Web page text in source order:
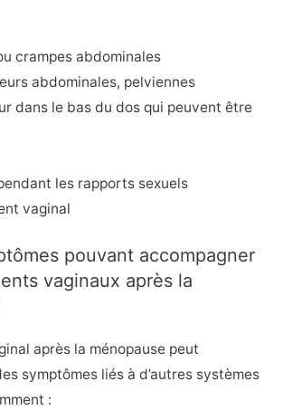
crampes abdominales
abdominales, pelviennes
dans le bas du dos qui peuvent être
les rapports sexuels
vaginal
pouvant accompagner
vaginaux après la
après la ménopause peut
symptômes liés à d’autres systèmes
: